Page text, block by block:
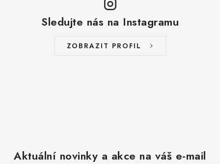
Sledujte nás na Instagramu
ZOBRAZIT PROFIL
Aktuální novinky a akce na váš e-mail